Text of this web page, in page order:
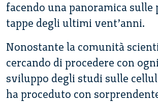
facendo una panoramica sulle
tappe degli ultimi vent’anni.
Nonostante la comunità
cercando di procedere con
sviluppo degli studi sulle
ha proceduto con